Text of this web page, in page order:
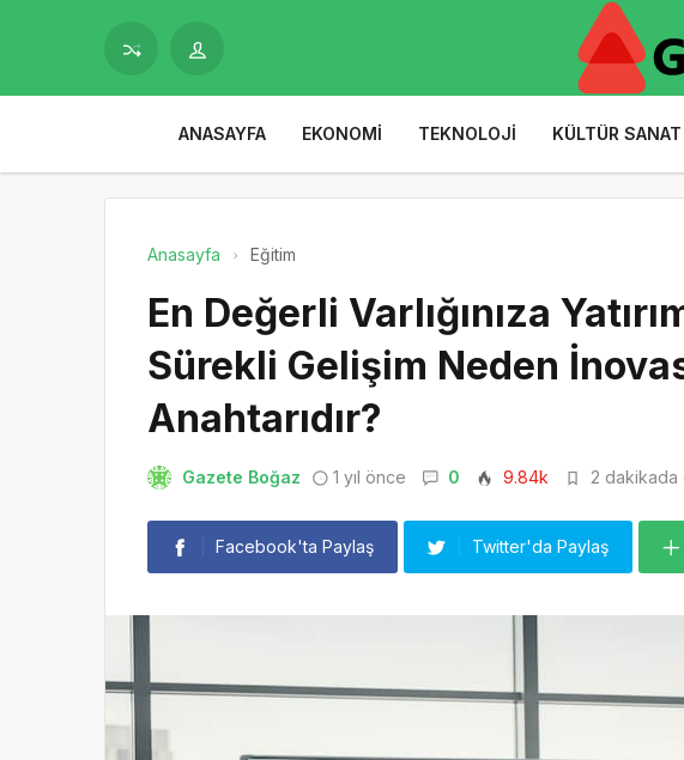
ANASAYFA EKONOMI TEKNOLOJI KÜLTÜR SANAT
Anasayfa Eğitim
En Değerli Varlığınıza
Sürekli Gelişim Neden
Anahtarıdır?
Gazete Boğaz 1 yıl önce 0 9.84k 2 dakikada
Facebook'ta Paylaş Twitter'da Paylaş